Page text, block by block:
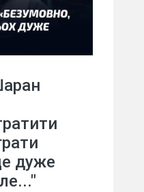
дуже